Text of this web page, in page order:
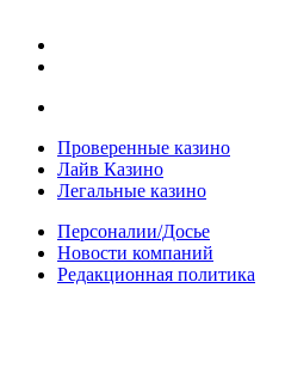
Проверенные казино
Лайв Казино
Легальные казино
Персоналии/Досье
Новости компаний
Редакционная политика